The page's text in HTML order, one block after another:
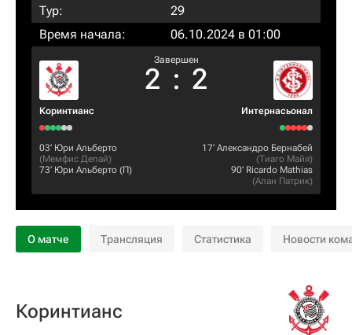
Тур:
29
Время начала:
06.10.2024 в 01:00
Коринтианс
Завершен
2 : 2
Интернасьонал
03‎’‎ Юри Альберто
(Мемфис Депай)
73‎’‎ Юри Альберто (П)
17‎’‎ Александро Бернабей
(Тиаго Майя)
90‎’‎ Ricardo Mathias
(Алан Патрик)
О матче Трансляция Статистика Новости
Коринтианс